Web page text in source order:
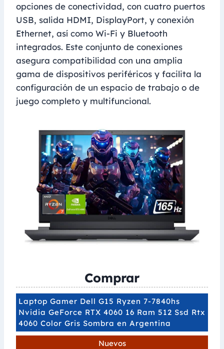
opciones de conectividad, con cuatro puertos
USB, salida HDMI, DisplayPort, y conexión
Ethernet, así como Wi-Fi y Bluetooth
integrados. Este conjunto de conexiones
asegura compatibilidad con una amplia
gama de dispositivos periféricos y facilita la
configuración de un espacio de trabajo o de
juego completo y multifuncional.
Comprar
Laptop Gamer Dell G15 Ryzen 7-7840hs
Nvidia GeForce RTX 4060 16 Ram 512 Ssd Rtx
4060 Color Gris Sombra en Argentina
Nuevos